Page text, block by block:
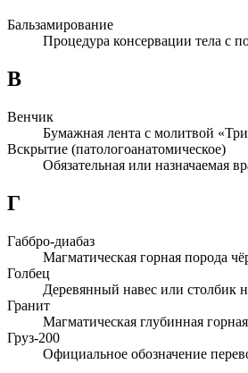
Бальзамирование
Процедура консервации тела с
В
Венчик
Бумажная лента с молитвой
Вскрытие (патологоанатомическое)
Обязательная или назначаемая
Г
Габбро-диабаз
Магматическая горная порода
Голбец
Деревянный навес или столбик
Гранит
Магматическая глубинная
Груз-200
Официальное обозначение